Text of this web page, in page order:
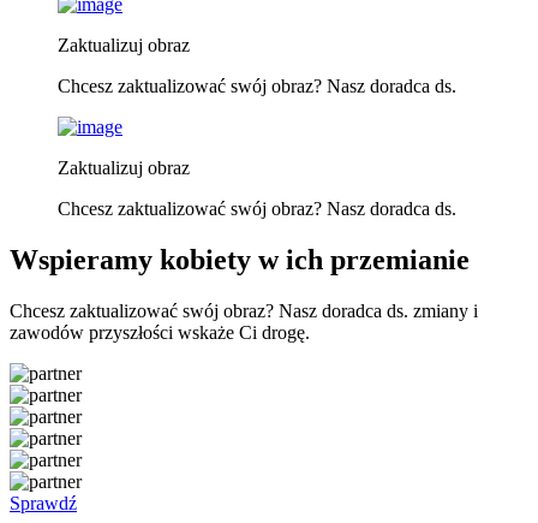
Zaktualizuj obraz
Chcesz zaktualizować swój obraz? Nasz doradca ds.
Zaktualizuj obraz
Chcesz zaktualizować swój obraz? Nasz doradca ds.
Wspieramy kobiety w ich przemianie
Chcesz zaktualizować swój obraz? Nasz doradca ds. zmiany i
zawodów przyszłości wskaże Ci drogę.
Sprawdź